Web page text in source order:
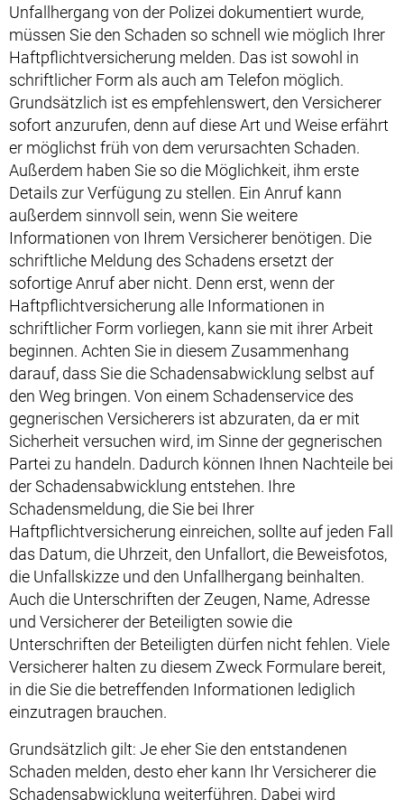
Unfallhergang von der Polizei dokumentiert wurde,
müssen Sie den Schaden so schnell wie möglich Ihrer
Haftpflichtversicherung melden. Das ist sowohl in
schriftlicher Form als auch am Telefon möglich.
Grundsätzlich ist es empfehlenswert, den Versicherer
sofort anzurufen, denn auf diese Art und Weise erfährt
er möglichst früh von dem verursachten Schaden.
Außerdem haben Sie so die Möglichkeit, ihm erste
Details zur Verfügung zu stellen. Ein Anruf kann
außerdem sinnvoll sein, wenn Sie weitere
Informationen von Ihrem Versicherer benötigen. Die
schriftliche Meldung des Schadens ersetzt der
sofortige Anruf aber nicht. Denn erst, wenn der
Haftpflichtversicherung alle Informationen in
schriftlicher Form vorliegen, kann sie mit ihrer Arbeit
beginnen. Achten Sie in diesem Zusammenhang
darauf, dass Sie die Schadensabwicklung selbst auf
den Weg bringen. Von einem Schadenservice des
gegnerischen Versicherers ist abzuraten, da er mit
Sicherheit versuchen wird, im Sinne der gegnerischen
Partei zu handeln. Dadurch können Ihnen Nachteile bei
der Schadensabwicklung entstehen. Ihre
Schadensmeldung, die Sie bei Ihrer
Haftpflichtversicherung einreichen, sollte auf jeden Fall
das Datum, die Uhrzeit, den Unfallort, die Beweisfotos,
die Unfallskizze und den Unfallhergang beinhalten.
Auch die Unterschriften der Zeugen, Name, Adresse
und Versicherer der Beteiligten sowie die
Unterschriften der Beteiligten dürfen nicht fehlen. Viele
Versicherer halten zu diesem Zweck Formulare bereit,
in die Sie die betreffenden Informationen lediglich
einzutragen brauchen.
Grundsätzlich gilt: Je eher Sie den entstandenen
Schaden melden, desto eher kann Ihr Versicherer die
Schadensabwicklung weiterführen. Dabei wird